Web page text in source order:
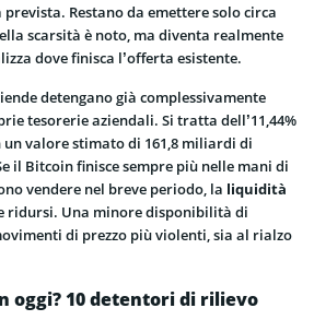
prevista. Restano da emettere solo circa
scarsità è noto, ma diventa realmente
dove finisca l’offerta esistente.
detengano già complessivamente
tesorerie aziendali. Si tratta dell’11,44%
un valore stimato di 161,8 miliardi di
il Bitcoin finisce sempre più nelle mani di
vendere nel breve periodo, la liquidità
ridursi. Una minore disponibilità di
di prezzo più violenti, sia al rialzo
oggi? 10 detentori di rilievo